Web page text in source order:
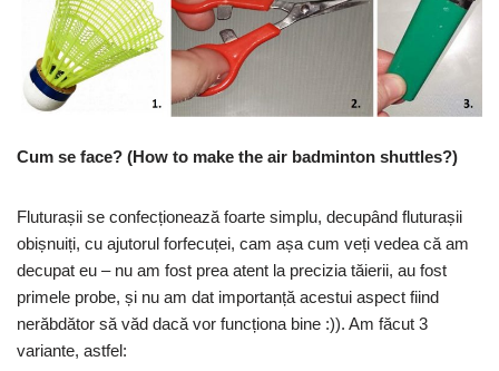
Cum se face? (How to make the air badminton shuttles?)
Fluturașii se confecționează foarte simplu, decupând fluturașii
obișnuiți, cu ajutorul forfecuței, cam așa cum veți vedea că am
decupat eu – nu am fost prea atent la precizia tăierii, au fost
primele probe, și nu am dat importanță acestui aspect fiind
nerăbdător să văd dacă vor funcționa bine :)). Am făcut 3
variante, astfel: